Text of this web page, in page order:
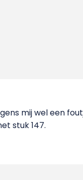
mij wel een
stuk 147.